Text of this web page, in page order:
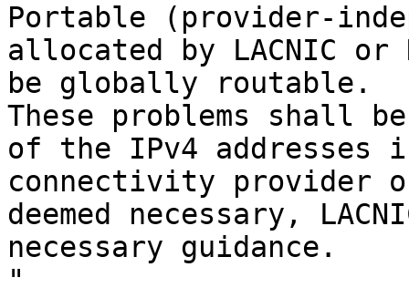
Portable (provider-
allocated by LACNIC
be globally routable.
These problems shall
of the IPv4 addresses
connectivity provider
deemed necessary,
necessary guidance.
"